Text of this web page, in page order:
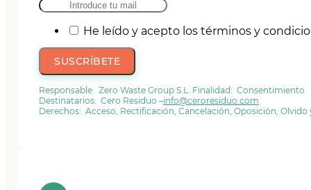
He leído y acepto los términos y
SUSCRÍBETE
Responsable: Zero Waste Group S.L. Finalidad: Consentimiento
Destinatarios: Cero Residuo –info@ceroresiduo.com
Derechos: Acceso, Rectificación, Cancelación, Oposición,